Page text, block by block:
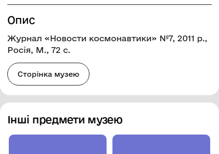
Опис
Журнал «Новости космонавтики» №7, 2011 р.,
Росія, М., 72 с.
Сторінка музею
Інші предмети музею